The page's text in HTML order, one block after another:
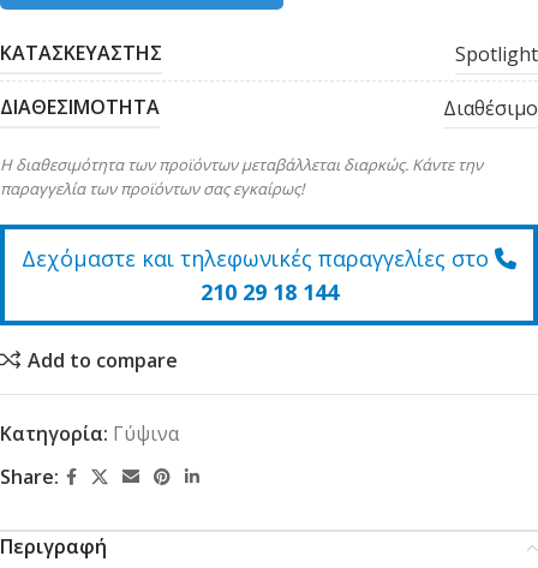
ΚΑΤΑΣΚΕΥΑΣΤΗΣ Spotlight
ΔΙΑΘΕΣΙΜΟΤΗΤΑ Διαθέσιμο
Η διαθεσιμότητα των προϊόντων μεταβάλλεται διαρκώς. Κάντε την
παραγγελία των προϊόντων σας εγκαίρως!
Δεχόμαστε και τηλεφωνικές παραγγελίες στο
210 29 18 144
Add to compare
Κατηγορία: Γύψινα
Share:
Περιγραφή